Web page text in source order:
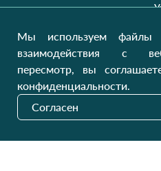
Наши обновления
Мы используем файлы
взаимодействия с
пересмотр, вы
конфиденциальности.
Согласен